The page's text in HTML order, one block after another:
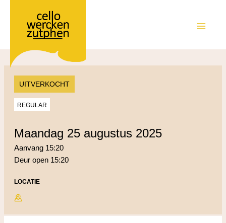
UITVERKOCHT
REGULAR
maandag 25 augustus 2025
Aanvang 15:20
Deur open 15:20
LOCATIE